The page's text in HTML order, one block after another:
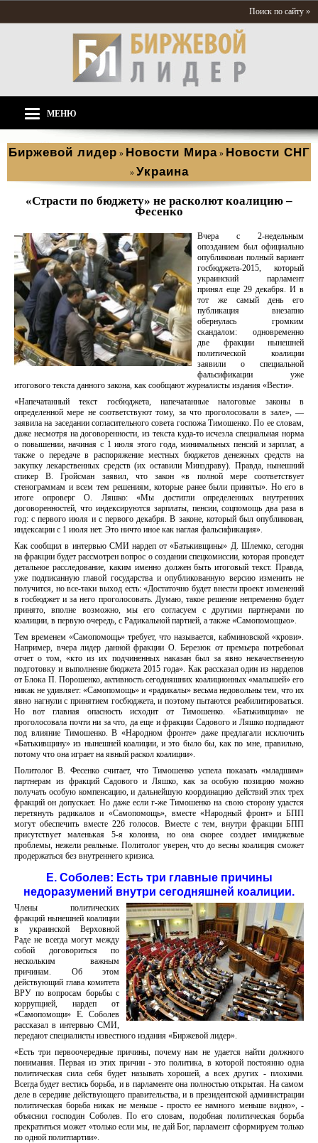
Поиск по сайту »
МЕНЮ
Биржевой лидер » Новости Мира » Новости СНГ
» Украина
«Страсти по бюджету» не расколют коалицию –
Фесенко
Вчера с 2-недельным
опозданием был официально
опубликован полный вариант
госбюджета-2015, который
украинский парламент
принял еще 29 декабря. И в
тот же самый день его
публикация внезапно
обернулась громким
скандалом: одновременно
две фракции нынешней
политической коалиции
заявили о специальной
фальсификации уже
итогового текста данного закона, как сообщают журналисты издания «Вести».
«Напечатанный текст госбюджета, напечатанные налоговые законы в
определенной мере не соответствуют тому, за что проголосовали в зале», —
заявила на заседании согласительного совета госпожа Тимошенко. По ее словам,
даже несмотря на договоренности, из текста куда-то исчезла специальная норма
о повышении, начиная с 1 июля этого года, минимальных пенсий и зарплат, а
также о передаче в распоряжение местных бюджетов денежных средств на
закупку лекарственных средств (их оставили Минздраву). Правда, нынешний
спикер В. Гройсман заявил, что закон «в полной мере соответствует
стенограммам и всем тем решениям, которые ранее были приняты». Но его в
итоге опроверг О. Ляшко: «Мы достигли определенных внутренних
договоренностей, что индексируются зарплаты, пенсии, соцпомощь два раза в
год: с первого июля и с первого декабря. В законе, который был опубликован,
индексации с 1 июля нет. Это ничто иное как наглая фальсификация».
Как сообщил в интервью СМИ нардеп от «Батькивщины» Д. Шлемко, сегодня
на фракции будет рассмотрен вопрос о создании спецкомиссии, которая проведет
детальное расследование, каким именно должен быть итоговый текст. Правда,
уже подписанную главой государства и опубликованную версию изменить не
получится, но все-таки выход есть: «Достаточно будет внести проект изменений
в госбюджет и за него проголосовать. Думаю, такое решение непременно будет
принято, вполне возможно, мы его согласуем с другими партнерами по
коалиции, в первую очередь, с Радикальной партией, а также «Самопомощью».
Тем временем «Самопомощь» требует, что называется, кабминовской «крови».
Например, вчера лидер данной фракции О. Березюк от премьера потребовал
отчет о том, «кто из их подчиненных наказан был за явно некачественную
подготовку и выполнение бюджета 2015 года». Как рассказал один из нардепов
от Блока П. Порошенко, активность сегодняшних коалиционных «малышей» его
никак не удивляет: «Самопомощь» и «радикалы» весьма недовольны тем, что их
явно нагнули с принятием госбюджета, и поэтому пытаются реабилитироваться.
Но вот главная опасность исходит от Тимошенко. «Батькивщина» не
проголосовала почти ни за что, да еще и фракции Садового и Ляшко подпадают
под влияние Тимошенко. В «Народном фронте» даже предлагали исключить
«Батькивщину» из нынешней коалиции, и это было бы, как по мне, правильно,
потому что она играет на явный раскол коалиции».
Политолог В. Фесенко считает, что Тимошенко успела показать «младшим»
партнерам из фракций Садового и Ляшко, как за особую позицию можно
получать особую компенсацию, и дальнейшую координацию действий этих трех
фракций он допускает. Но даже если г-же Тимошенко на свою сторону удастся
перетянуть радикалов и «Самопомощь», вместе «Народный фронт» и БПП
могут обеспечить вместе 226 голосов. Вместе с тем, внутри фракции БПП
присутствует маленькая 5-я колонна, но она скорее создает имиджевые
проблемы, нежели реальные. Политолог уверен, что до весны коалиция сможет
продержаться без внутреннего кризиса.
Е. Соболев: Есть три главные причины
недоразумений внутри сегодняшней коалиции.
Члены политических
фракций нынешней коалиции
в украинской Верховной
Раде не всегда могут между
собой договориться по
нескольким важным
причинам. Об этом
действующий глава комитета
ВРУ по вопросам борьбы с
коррупцией, нардеп от
«Самопомощи» Е. Соболев
рассказал в интервью СМИ,
передают специалисты известного издания «Биржевой лидер».
«Есть три первоочередные причины, почему нам не удается найти должного
понимания. Первая из этих причин - это политика, в которой постоянно одна
политическая сила себя будет называть хорошей, а всех других - плохими.
Всегда будет вестись борьба, и в парламенте она полностью открытая. На самом
деле в середине действующего правительства, и в президентской администрации
политическая борьба никак не меньше - просто ее намного меньше видно», -
объяснил господин Соболев. По его словам, подобная политическая борьба
прекратиться может «только если мы, не дай Бог, парламент сформируем только
по одной политпартии».